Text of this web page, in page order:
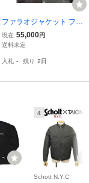
ファラオジャケット ファ
ラオコート Schott ショッ
ト レザー USA
現在 55,000円
送料未定
入札 - 残り 2日
4
Schott N.Y.C